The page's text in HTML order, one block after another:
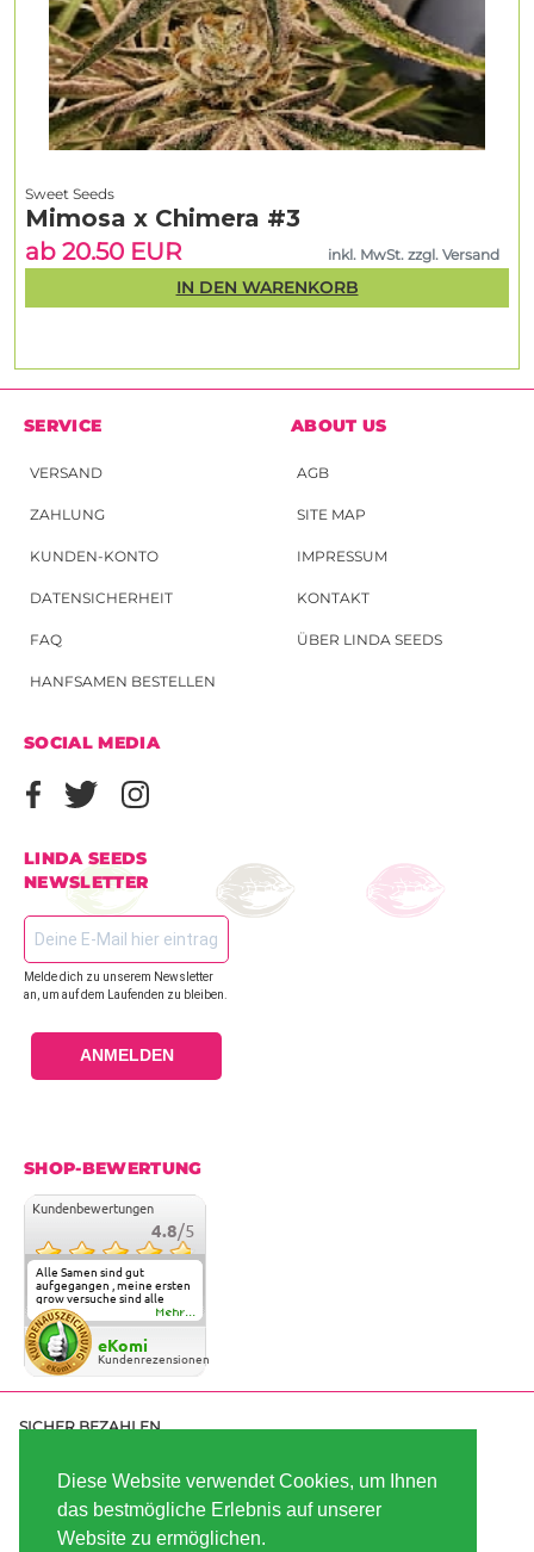
Diese Website verwendet Cookies, um Ihnen
das bestmögliche Erlebnis auf unserer
Website zu ermöglichen.
Sweet Seeds
Mimosa x Chimera #3
ab 20.50 EUR
inkl. MwSt. zzgl. Versand
IN DEN WARENKORB
SERVICE
VERSAND
ZAHLUNG
KUNDEN-KONTO
DATENSICHERHEIT
FAQ
HANFSAMEN BESTELLEN
ABOUT US
AGB
SITE MAP
IMPRESSUM
KONTAKT
ÜBER LINDA SEEDS
SOCIAL MEDIA
LINDA SEEDS
NEWSLETTER
Melde dich zu unserem Newsletter
an, um auf dem Laufenden zu bleiben.
ANMELDEN
SHOP-BEWERTUNG
Kundenbewertungen
4.8/5
Alle Samen sind gut
aufgegangen , meine ersten
grow versuche sind alle
geglückt. Die Sorten und
Anbieter Vielfalt
überzeugen sehr . Werde
wohl immer hier bestellen !
Mehr...
eKomi
Kundenrezensionen
SICHER BEZAHLEN
SCHNELL VERSENDET